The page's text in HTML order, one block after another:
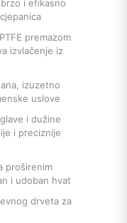
i efikasno
premazom
izvlačenje iz
izuzetno
uslove
i dužine
i preciznije
proširenim
i udoban hvat
drveta za